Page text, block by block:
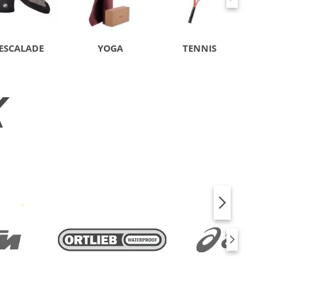
YOGA TENNIS
VÉLO